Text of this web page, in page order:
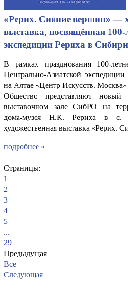
«Рерих. Сияние вершин» —
выставка, посвящённая
экспедиции Рериха в
В рамках празднования 100-
Центрально-Азиатской
на Алтае «Центр Искусств.
Общество представляют
выставочном зале СибРО на
дома-музея Н.К. Рериха в с.
художественная выставка «Рерих.
подробнее »
Страницы:
1
2
3
4
5
...
29
Предыдущая
Все
Следующая